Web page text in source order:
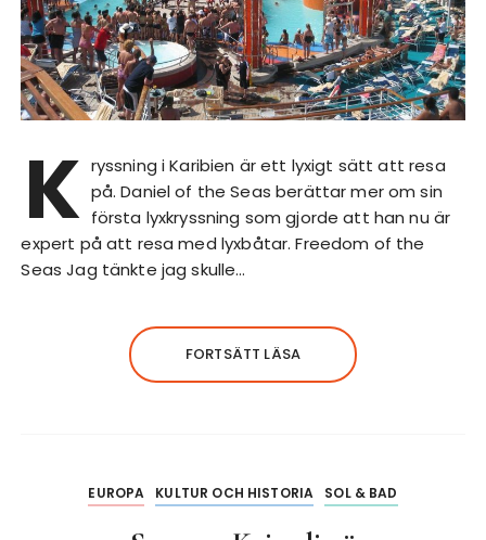
K ryssning i Karibien är ett lyxigt sätt att resa
på. Daniel of the Seas berättar mer om sin
första lyxkryssning som gjorde att han nu är
expert på att resa med lyxbåtar. Freedom of the
Seas Jag tänkte jag skulle…
FORTSÄTT LÄSA
EUROPA KULTUR OCH HISTORIA SOL & BAD